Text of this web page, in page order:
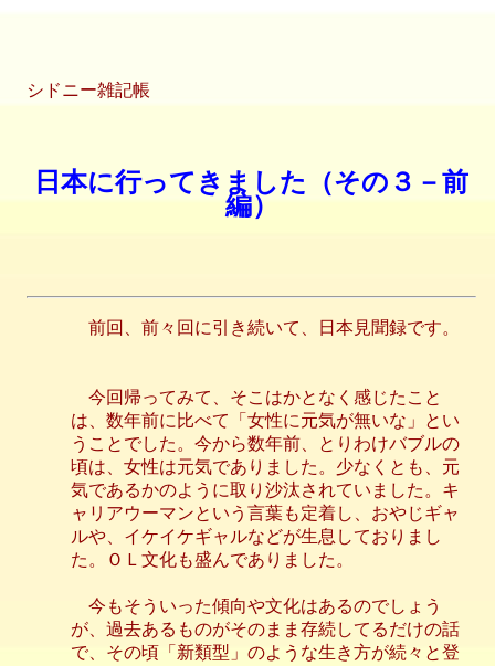
シドニー雑記帳
日本に行ってきました（その３－前
編）
前回、前々回に引き続いて、日本見聞録です。
今回帰ってみて、そこはかとなく感じたこと
は、数年前に比べて「女性に元気が無いな」とい
うことでした。今から数年前、とりわけバブルの
頃は、女性は元気でありました。少なくとも、元
気であるかのように取り沙汰されていました。キ
ャリアウーマンという言葉も定着し、おやじギャ
ルや、イケイケギャルなどが生息しておりまし
た。ＯＬ文化も盛んでありました。
今もそういった傾向や文化はあるのでしょう
が、過去あるものがそのまま存続してるだけの話
で、その頃「新類型」のような生き方が続々と登